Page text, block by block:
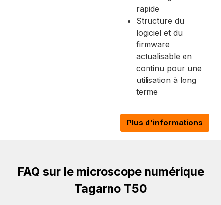
rapide
Structure du
logiciel et du
firmware
actualisable en
continu pour une
utilisation à long
terme
Plus d'informations
FAQ sur le microscope numérique
Tagarno T50